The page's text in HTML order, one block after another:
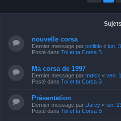
Sujets
nouvelle corsa
Dernier message par potilolo « lun.
Posté dans Toi et ta Corsa B
Ma corsa de 1997
Dernier message par mrtkix « ven.
Posté dans Toi et ta Corsa B
Présentation
Dernier message par Darcy « lun.
Posté dans Toi et ta Corsa B